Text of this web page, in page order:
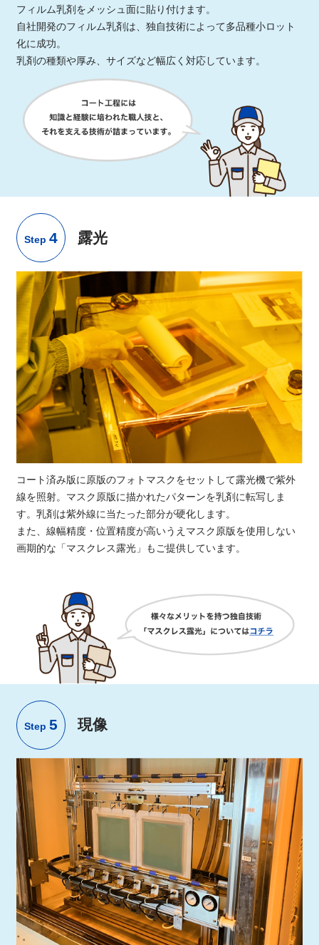
フィルム乳剤をメッシュ面に貼り付けます。
自社開発のフィルム乳剤は、独自技術によって多品種小ロット
化に成功。
乳剤の種類や厚み、サイズなど幅広く対応しています。
Step 4 露光
コート済み版に原版のフォトマスクをセットして露光機で紫外
線を照射。マスク原版に描かれたパターンを乳剤に転写しま
す。乳剤は紫外線に当たった部分が硬化します。
また、線幅精度・位置精度が高いうえマスク原版を使用しない
画期的な「マスクレス露光」もご提供しています。
Step 5 現像